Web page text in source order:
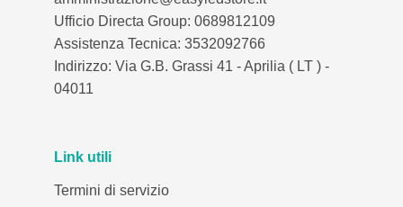
Ufficio Directa Group: 0689812109
Assistenza Tecnica: 3532092766
Indirizzo: Via G.B. Grassi 41 - Aprilia ( LT ) -
04011
Link utili
Termini di servizio